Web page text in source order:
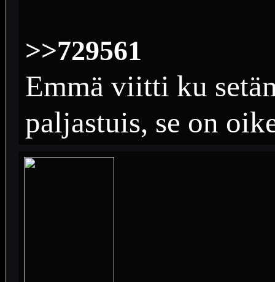
>>729561
Emmä viitti ku
paljastuis, se on